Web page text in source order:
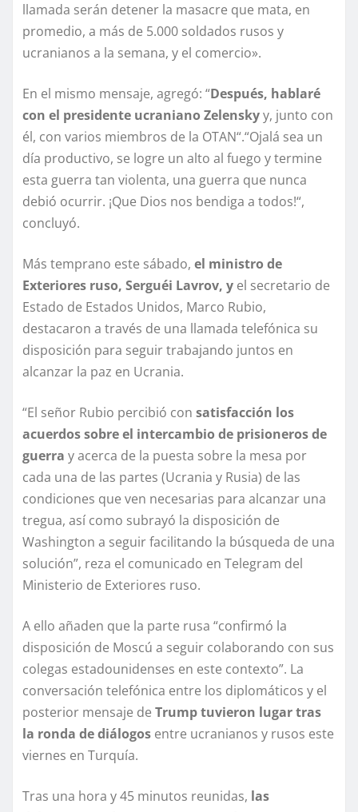
llamada serán detener la masacre que mata, en
promedio, a más de 5.000 soldados rusos y
ucranianos a la semana, y el comercio».
En el mismo mensaje, agregó: “Después, hablaré
con el presidente ucraniano Zelenskyy, junto con
él, con varios miembros de la OTAN“.“Ojalá sea un
día productivo, se logre un alto al fuego y termine
esta guerra tan violenta, una guerra que nunca
debió ocurrir. ¡Que Dios nos bendiga a todos!“,
concluyó.
Más temprano este sábado, el ministro de
Exteriores ruso, Serguéi Lavrov, y el secretario de
Estado de Estados Unidos, Marco Rubio,
destacaron a través de una llamada telefónica su
disposición para seguir trabajando juntos en
alcanzar la paz en Ucrania.
“El señor Rubio percibió con satisfacción los
acuerdos sobre el intercambio de prisioneros de
guerra y acerca de la puesta sobre la mesa por
cada una de las partes (Ucrania y Rusia) de las
condiciones que ven necesarias para alcanzar una
tregua, así como subrayó la disposición de
Washington a seguir facilitando la búsqueda de una
solución”, reza el comunicado en Telegram del
Ministerio de Exteriores ruso.
A ello añaden que la parte rusa “confirmó la
disposición de Moscú a seguir colaborando con sus
colegas estadounidenses en este contexto”. La
conversación telefónica entre los diplomáticos y el
posterior mensaje de Trump tuvieron lugar tras
la ronda de diálogos entre ucranianos y rusos este
viernes en Turquía.
Tras una hora y 45 minutos reunidas, las